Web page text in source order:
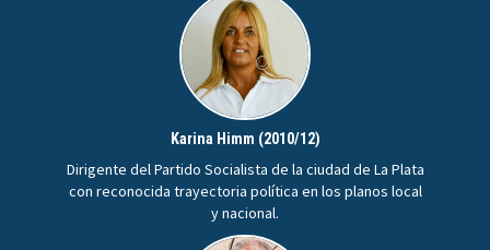
Karina Himm (2010/12)
Dirigente del Partido Socialista de la ciudad de La Plata
con reconocida trayectoria política en los planos local
y nacional.